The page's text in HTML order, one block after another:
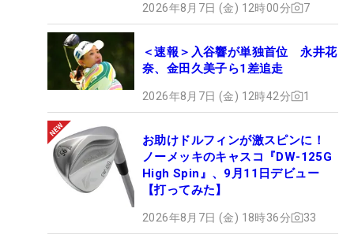
2026年8月7日 (金) 12時00分 7
＜速報＞入谷響が単独首位 永井花
奈、金田久美子ら1差追走
2026年8月7日 (金) 12時42分 1
お助けドルフィンが激スピンに！
ノーメッキのキャスコ『DW-125G
High Spin』、9月11日デビュー
【打ってみた】
2026年8月7日 (金) 18時36分 33